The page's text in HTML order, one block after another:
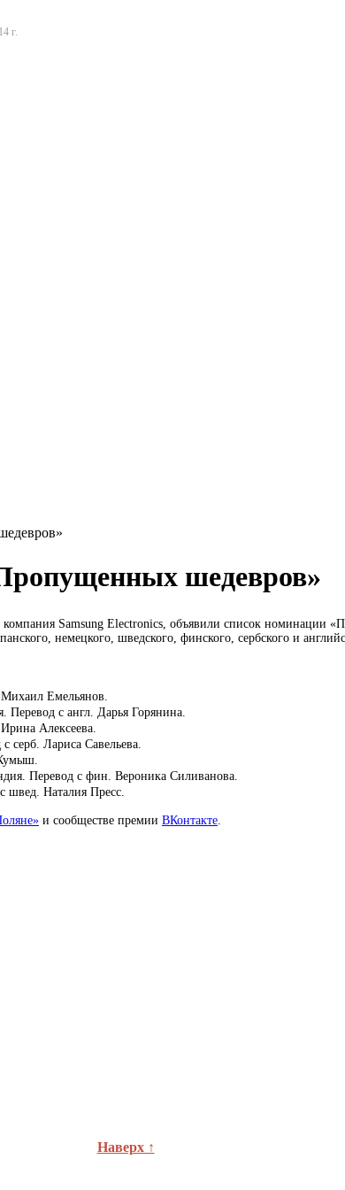
г.
шедевров»
Samsung Electronics, объявили список номинации
немецкого, шведского, финского, сербского и
Емельянов.
с англ. Дарья Горянина.
Алексеева.
серб. Лариса Савельева.
Перевод с фин. Вероника Силиванова.
Наталия Пресс.
и сообществе премии ВКонтакте
Наверх ↑